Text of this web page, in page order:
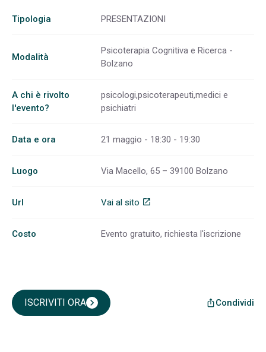
Tipologia PRESENTAZIONI
Modalità
Psicoterapia Cognitiva e Ricerca -
Bolzano
A chi è rivolto
l'evento?
psicologi,psicoterapeuti,medici e
psichiatri
Data e ora 21 maggio - 18:30 - 19:30
Luogo Via Macello, 65 – 39100 Bolzano
Url Vai al sito open_in_new
Costo Evento gratuito, richiesta l'iscrizione
ISCRIVITI ORAchevron_right ios_shareCondividi